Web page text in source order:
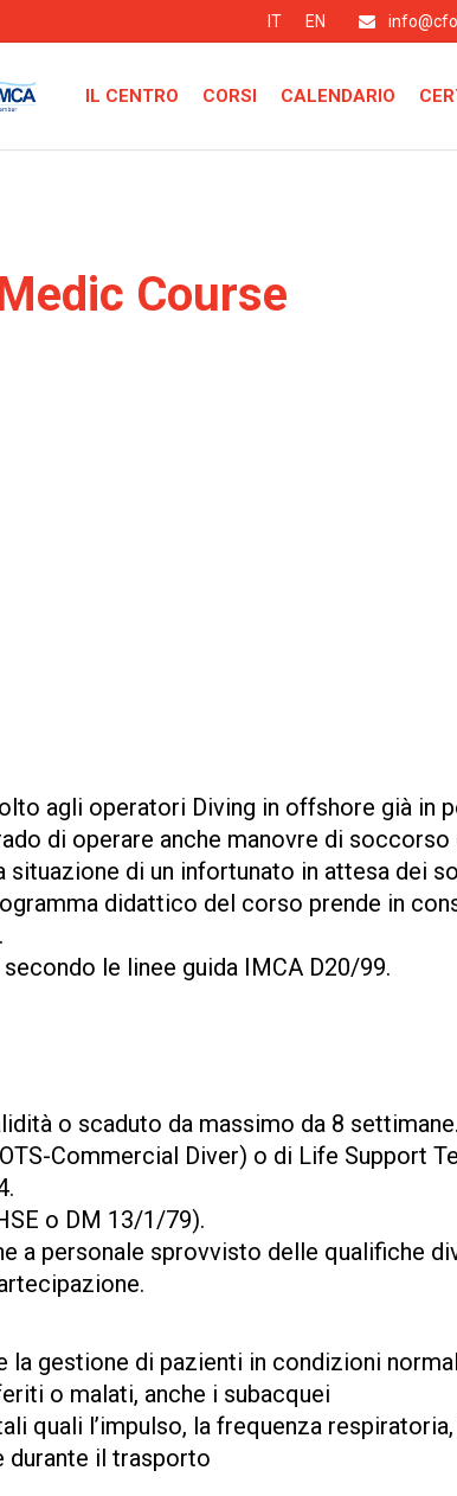
IT EN
IL CENTRO CORSI CALENDARIO
Course
agli operatori Diving in offshore già in
di operare anche manovre di
di un infortunato in attesa dei
didattico del corso prende in
le linee guida IMCA D20/99.
o scaduto da massimo da 8 settimane.
Commercial Diver) o di Life Support
o DM 13/1/79).
a personale sprovvisto delle qualifiche
la gestione di pazienti in condizioni
o malati, anche i subacquei
quali l’impulso, la frequenza
durante il trasporto